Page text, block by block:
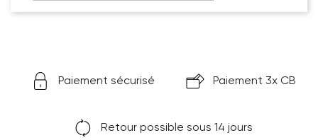
Paiement sécurisé Paiement 3x CB
Retour possible sous 14 jours